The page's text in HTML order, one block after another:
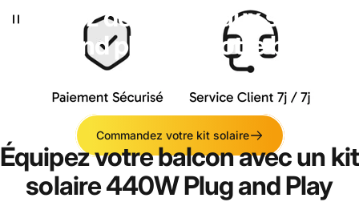
Installezdes panneauxsolaires
andplay votrebalcon
Commandez votre kit solaire
Équipezvotrebalconavecun kit
solaire440WPlugandPlay